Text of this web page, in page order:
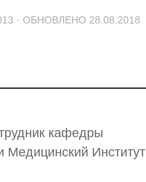
· ОБНОВЛЕНО 28.08.2018
кафедры
Медицинский Институт